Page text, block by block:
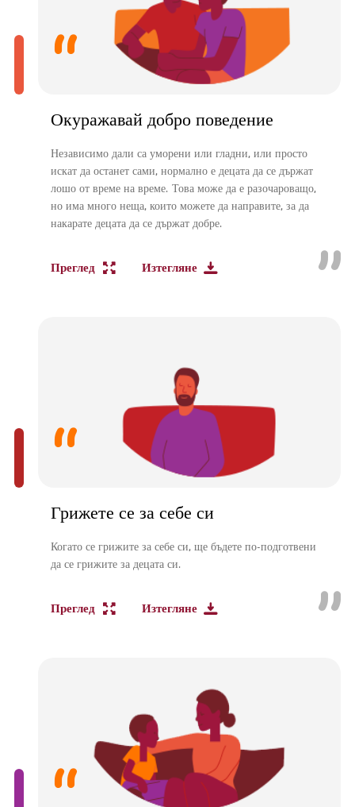
Окуражавай добро поведение
Независимо дали са уморени или гладни, или просто
искат да останет сами, нормално е децата да се държат
лошо от време на време. Това може да е разочароващо,
но има много неща, които можете да направите, за да
накарате децата да се държат добре.
Преглед Изтегляне
Грижете се за себе си
Когато се грижите за себе си, ще бъдете по-подготвени
да се грижите за децата си.
Преглед Изтегляне